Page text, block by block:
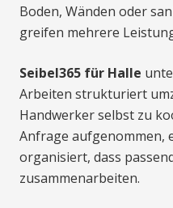
Boden, Wänden oder
greifen mehrere
Seibel365 für Halle
Arbeiten strukturiert
Handwerker selbst zu
Anfrage aufgenommen,
organisiert, dass
zusammenarbeiten.